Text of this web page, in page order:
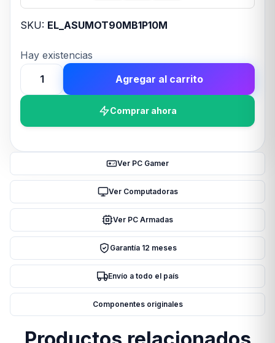
SKU: EL_ASUMOT90MB1P10M
Hay existencias
Motherboard
ASUS
GAMING
AM5
cantidad
Agregar al carrito
Comprar ahora
Ver PC Gamer
Ver Computadoras
Ver PC Armadas
Garantía 12 meses
Envío a todo el país
Componentes originales